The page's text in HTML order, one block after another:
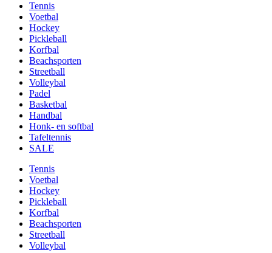
Tennis
Voetbal
Hockey
Pickleball
Korfbal
Beachsporten
Streetball
Volleybal
Padel
Basketbal
Handbal
Honk- en softbal
Tafeltennis
SALE
Tennis
Voetbal
Hockey
Pickleball
Korfbal
Beachsporten
Streetball
Volleybal